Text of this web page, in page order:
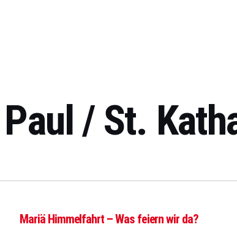
/ St.
Mariä Himmelfahrt – Was feiern wir da?